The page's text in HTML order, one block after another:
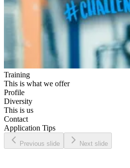
Training
This is what we offer
Profile
Diversity
This is us
Contact
Application Tips
Previous slide Next slide